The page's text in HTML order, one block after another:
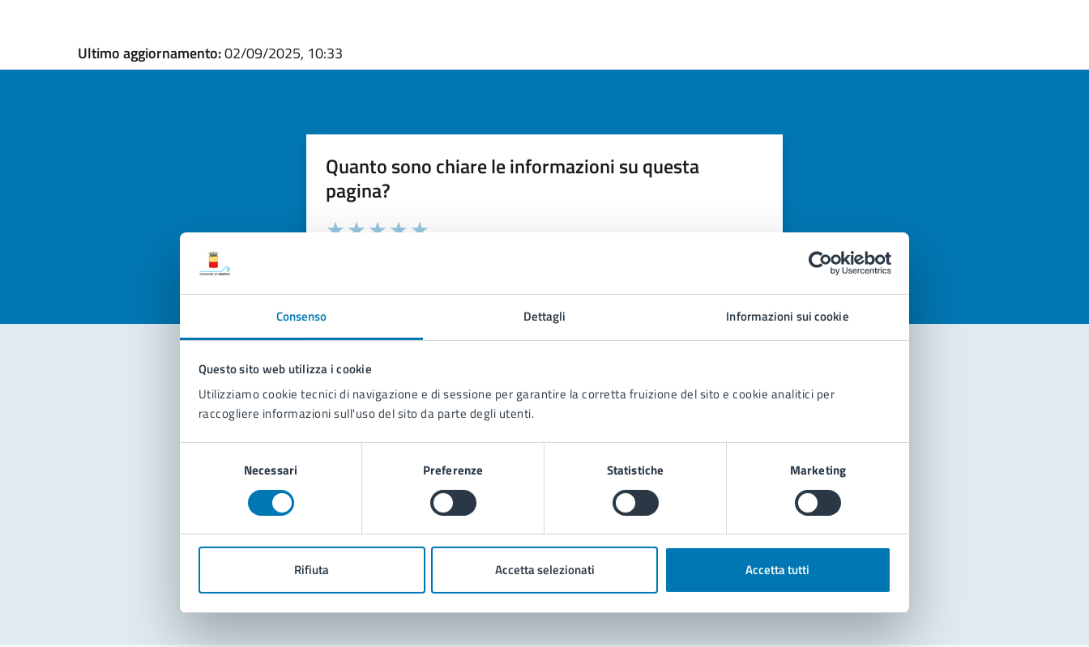
Consenso Dettagli Informazioni sui cookie
Questo sito web utilizza i cookie
Utilizziamo cookie tecnici di navigazione e di sessione per garantire la corretta fruizione del sito e cookie analitici per
raccogliere informazioni sull'uso del sito da parte degli utenti.
Necessari Preferenze Statistiche Marketing
Rifiuta Accetta selezionati Accetta tutti
Ultimo aggiornamento:02/09/2025, 10:33
Quanto sono chiare le informazioni su questa
pagina?
Valuta la chiarezza delle informazioni (da 1 a 5 stelle)
Seleziona il numero di stelle per valutare la chiarezza delle informazioni
Contatta il comune
Richiedi assistenza
Prenota appuntamento
Problemi in città